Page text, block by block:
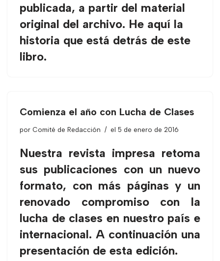
publicada, a partir del material
original del archivo. He aquí la
historia que está detrás de este
libro.
Comienza el año con Lucha de Clases
por Comité de Redacción el 5 de enero de 2016
Nuestra revista impresa retoma
sus publicaciones con un nuevo
formato, con más páginas y un
renovado compromiso con la
lucha de clases en nuestro país e
internacional. A continuación una
presentación de esta edición.